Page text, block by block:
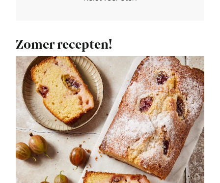
Zomer recepten!